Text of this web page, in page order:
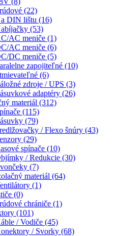
(22)
DIN lištu (16)
(53)
AC meniče (1)
AC meniče (6)
DC meniče (5)
zapojiteľné (10)
(6)
zdroje / UPS (3)
adaptéry (26)
materiál (312)
(115)
(79)
/ Flexo šnúry (43)
(29)
spínače (10)
/ Redukcie (30)
(7)
materiál (64)
(1)
(0)
chrániče (1)
(101)
/ Vodiče (45)
/ Svorky (68)